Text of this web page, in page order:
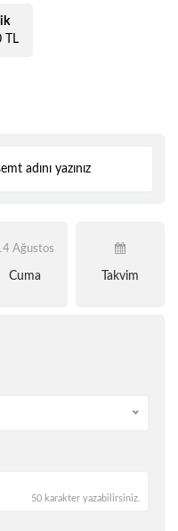
TL
Ağustos
Cuma Takvim
50 karakter yazabilirsiniz.